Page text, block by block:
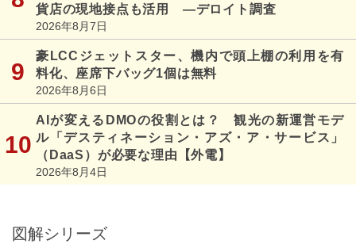
貨店の現地接点も活用 ―デロイト調査
2026年8月7日
豪LCCジェットスター、機内で頭上棚の利用を有
料化、座席下バッグ1個は無料
2026年8月6日
AIが変えるDMOの役割とは？ 観光の新運営モデ
ル「デスティネーション・アズ・ア・サービス」
（DaaS）が必要な理由【外電】
2026年8月4日
図解シリーズ